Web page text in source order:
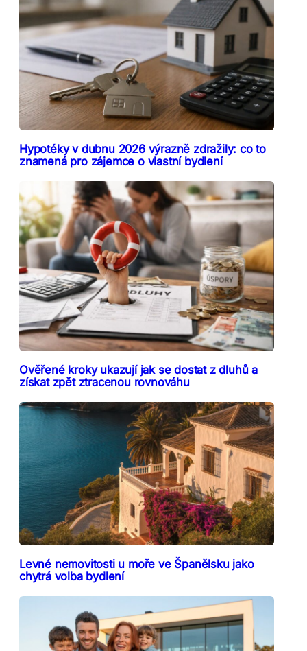
Hypotéky v dubnu 2026 výrazně zdražily: co to
znamená pro zájemce o vlastní bydlení
Ověřené kroky ukazují jak se dostat z dluhů a
získat zpět ztracenou rovnováhu
Levné nemovitosti u moře ve Španělsku jako
chytrá volba bydlení